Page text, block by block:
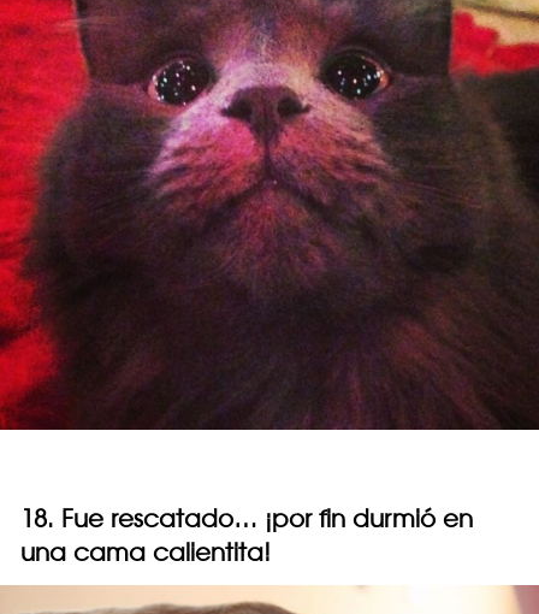
18. Fue rescatado… ¡por fin durmió en
una cama calientita!